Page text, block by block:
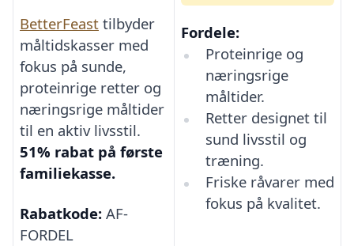
BetterFeast tilbyder
måltidskasser med
fokus på sunde,
proteinrige retter og
næringsrige måltider
til en aktiv livsstil.
51% rabat på første
familiekasse.
Rabatkode: AF-
FORDEL
Fordele:
Proteinrige og
næringsrige
måltider.
Retter designet til
sund livsstil og
træning.
Friske råvarer med
fokus på kvalitet.